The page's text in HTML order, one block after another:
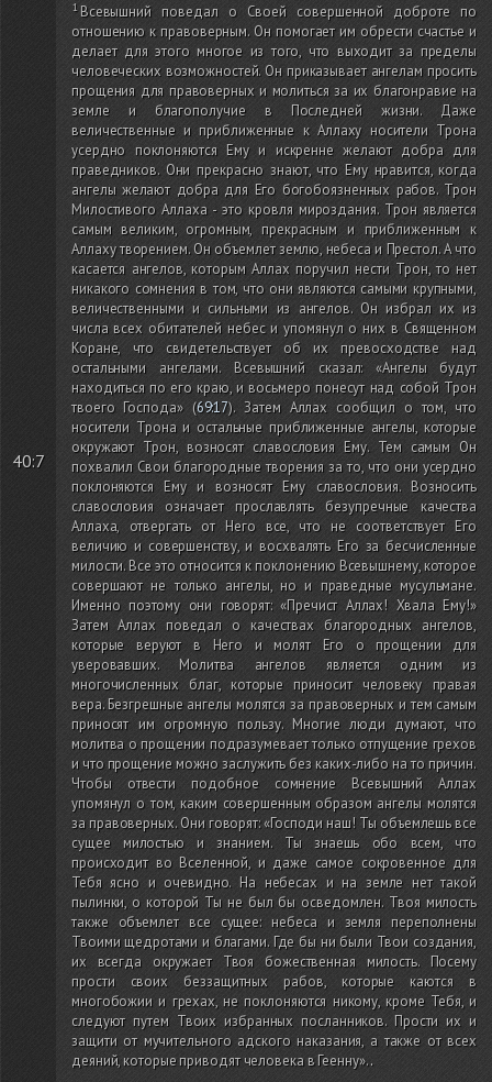
40:7
Всевышний поведал о Своей совершенной доброте по
отношению к правоверным. Он помогает им обрести счастье и
делает для этого многое из того, что выходит за пределы
человеческих возможностей. Он приказывает ангелам просить
прощения для правоверных и молиться за их благонравие на
земле и благополучие в Последней жизни. Даже
величественные и приближенные к Аллаху носители Трона
усердно поклоняются Ему и искренне желают добра для
праведников. Они прекрасно знают, что Ему нравится, когда
ангелы желают добра для Его богобоязненных рабов. Трон
Милостивого Аллаха - это кровля мироздания. Трон является
самым великим, огромным, прекрасным и приближенным к
Аллаху творением. Он объемлет землю, небеса и Престол. А что
касается ангелов, которым Аллах поручил нести Трон, то нет
никакого сомнения в том, что они являются самыми крупными,
величественными и сильными из ангелов. Он избрал их из
числа всех обитателей небес и упомянул о них в Священном
Коране, что свидетельствует об их превосходстве над
остальными ангелами. Всевышний сказал: «Ангелы будут
находиться по его краю, и восьмеро понесут над собой Трон
твоего Господа»(69:17). Затем Аллах сообщил о том, что
носители Трона и остальные приближенные ангелы, которые
окружают Трон, возносят славословия Ему. Тем самым Он
похвалил Свои благородные творения за то, что они усердно
поклоняются Ему и возносят Ему славословия. Возносить
славословия означает прославлять безупречные качества
Аллаха, отвергать от Него все, что не соответствует Его
величию и совершенству, и восхвалять Его за бесчисленные
милости. Все это относится к поклонению Всевышнему, которое
совершают не только ангелы, но и праведные мусульмане.
Именно поэтому они говорят: «Пречист Аллах! Хвала Ему!»
Затем Аллах поведал о качествах благородных ангелов,
которые веруют в Него и молят Его о прощении для
уверовавших. Молитва ангелов является одним из
многочисленных благ, которые приносит человеку правая
вера. Безгрешные ангелы молятся за правоверных и тем самым
приносят им огромную пользу. Многие люди думают, что
молитва о прощении подразумевает только отпущение грехов
и что прощение можно заслужить без каких-либо на то причин.
Чтобы отвести подобное сомнение Всевышний Аллах
упомянул о том, каким совершенным образом ангелы молятся
за правоверных. Они говорят: «Господи наш! Ты объемлешь все
сущее милостью и знанием. Ты знаешь обо всем, что
происходит во Вселенной, и даже самое сокровенное для
Тебя ясно и очевидно. На небесах и на земле нет такой
пылинки, о которой Ты не был бы осведомлен. Твоя милость
также объемлет все сущее: небеса и земля переполнены
Твоими щедротами и благами. Где бы ни были Твои создания,
их всегда окружает Твоя божественная милость. Посему
прости своих беззащитных рабов, которые каются в
многобожии и грехах, не поклоняются никому, кроме Тебя, и
следуют путем Твоих избранных посланников. Прости их и
защити от мучительного адского наказания, а также от всех
деяний, которые приводят человека в Геенну»..